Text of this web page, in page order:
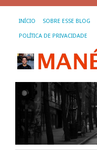
INÍCIO SOBRE ESSE BLOG
POLÍTICA DE PRIVACIDADE